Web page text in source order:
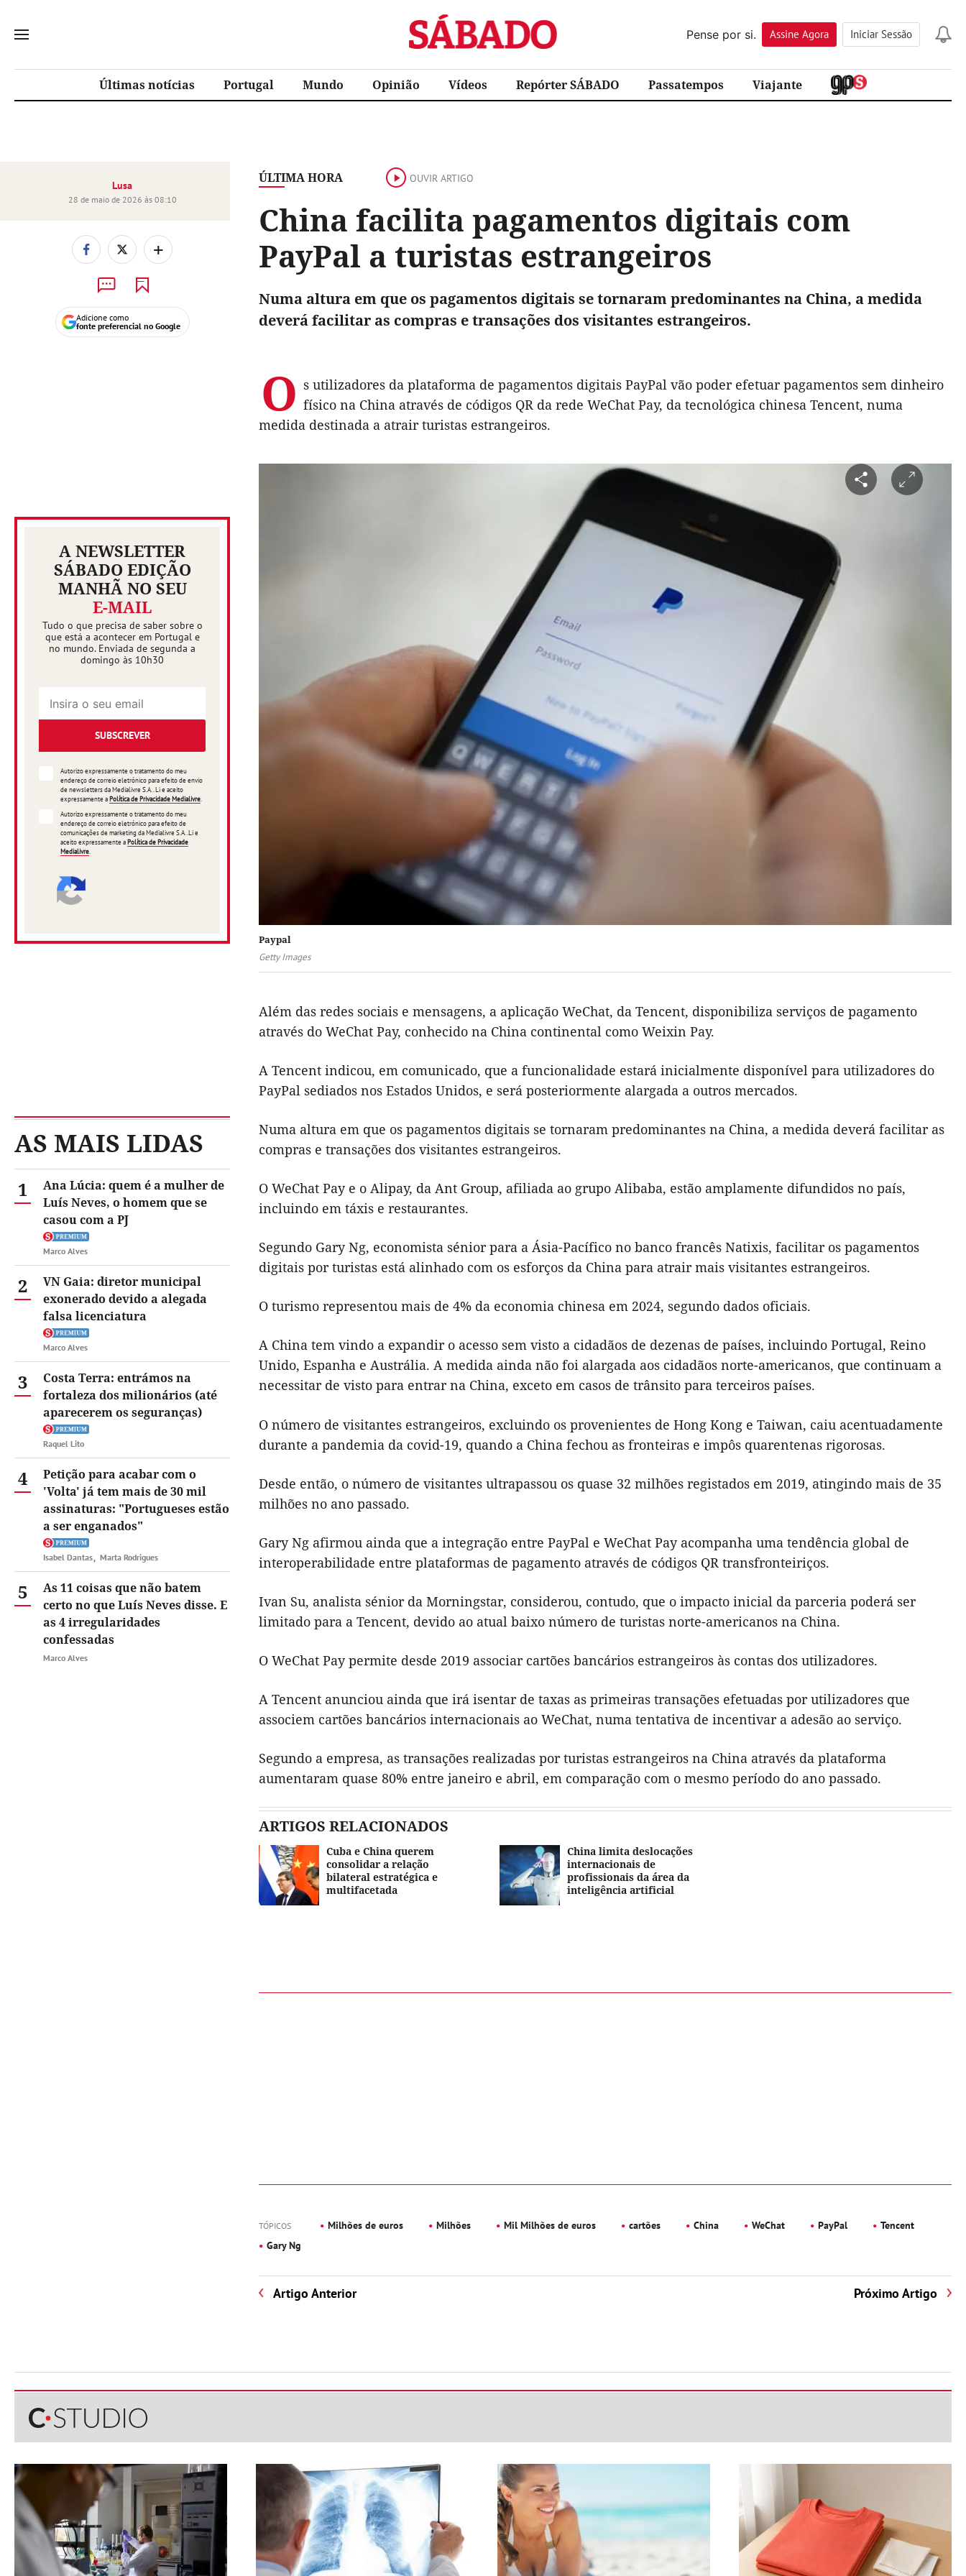
Sábado
Pense por si.
Assine Agora Iniciar Sessão
Últimas notícias Portugal Mundo Opinião Vídeos Repórter SÁBADO Passatempos Viajante
ÚLTIMA HORA OUVIR ARTIGO
China facilita pagamentos digitais com
PayPal a turistas estrangeiros
Lusa
28 de maio de 2026 às 08:10
+
Adicione como
fonte preferencial no Google
A NEWSLETTER
SÁBADO EDIÇÃO
MANHÃ NO SEU
E-MAIL
Tudo o que precisa de saber sobre o
que está a acontecer em Portugal e
no mundo. Enviada de segunda a
domingo às 10h30
SUBSCREVER
Autorizo expressamente o tratamento do meu
endereço de correio eletrónico para efeito de envio
de newsletters da Medialivre S.A.. Li e aceito
expressamente aPolítica de Privacidade Medialivre
Autorizo expressamente o tratamento do meu
endereço de correio eletrónico para efeito de
comunicações de marketing da Medialivre S.A..Li e
aceito expressamente aPolítica de Privacidade
Medialivre
AS MAIS LIDAS
1
Ana Lúcia: quem é a mulher de
Luís Neves, o homem que se
casou com a PJ
Marco Alves
2
VN Gaia: diretor municipal
exonerado devido a alegada
falsa licenciatura
Marco Alves
3
Costa Terra: entrámos na
fortaleza dos milionários (até
aparecerem os seguranças)
Raquel Lito
4
Petição para acabar com o
'Volta' já tem mais de 30 mil
assinaturas: "Portugueses estão
a ser enganados"
Isabel Dantas Marta Rodrigues
5
As 11 coisas que não batem
certo no que Luís Neves disse. E
as 4 irregularidades
confessadas
Marco Alves
Numa altura em que os pagamentos digitais se tornaram predominantes na China, a medida
deverá facilitar as compras e transações dos visitantes estrangeiros.
O s utilizadores da plataforma de pagamentos digitais PayPal vão poder efetuar pagamentos sem dinheiro
físico na China através de códigos QR da rede WeChat Pay, da tecnológica chinesa Tencent, numa
medida destinada a atrair turistas estrangeiros.
Paypal
Getty Images
Além das redes sociais e mensagens, a aplicação WeChat, da Tencent, disponibiliza serviços de pagamento
através do WeChat Pay, conhecido na China continental como Weixin Pay.
A Tencent indicou, em comunicado, que a funcionalidade estará inicialmente disponível para utilizadores do
PayPal sediados nos Estados Unidos, e será posteriormente alargada a outros mercados.
Numa altura em que os pagamentos digitais se tornaram predominantes na China, a medida deverá facilitar as
compras e transações dos visitantes estrangeiros.
O WeChat Pay e o Alipay, da Ant Group, afiliada ao grupo Alibaba, estão amplamente difundidos no país,
incluindo em táxis e restaurantes.
Segundo Gary Ng, economista sénior para a Ásia-Pacífico no banco francês Natixis, facilitar os pagamentos
digitais por turistas está alinhado com os esforços da China para atrair mais visitantes estrangeiros.
O turismo representou mais de 4% da economia chinesa em 2024, segundo dados oficiais.
A China tem vindo a expandir o acesso sem visto a cidadãos de dezenas de países, incluindo Portugal, Reino
Unido, Espanha e Austrália. A medida ainda não foi alargada aos cidadãos norte-americanos, que continuam a
necessitar de visto para entrar na China, exceto em casos de trânsito para terceiros países.
O número de visitantes estrangeiros, excluindo os provenientes de Hong Kong e Taiwan, caiu acentuadamente
durante a pandemia da covid-19, quando a China fechou as fronteiras e impôs quarentenas rigorosas.
Desde então, o número de visitantes ultrapassou os quase 32 milhões registados em 2019, atingindo mais de 35
milhões no ano passado.
Gary Ng afirmou ainda que a integração entre PayPal e WeChat Pay acompanha uma tendência global de
interoperabilidade entre plataformas de pagamento através de códigos QR transfronteiriços.
Ivan Su, analista sénior da Morningstar, considerou, contudo, que o impacto inicial da parceria poderá ser
limitado para a Tencent, devido ao atual baixo número de turistas norte-americanos na China.
O WeChat Pay permite desde 2019 associar cartões bancários estrangeiros às contas dos utilizadores.
A Tencent anunciou ainda que irá isentar de taxas as primeiras transações efetuadas por utilizadores que
associem cartões bancários internacionais ao WeChat, numa tentativa de incentivar a adesão ao serviço.
Segundo a empresa, as transações realizadas por turistas estrangeiros na China através da plataforma
aumentaram quase 80% entre janeiro e abril, em comparação com o mesmo período do ano passado.
ARTIGOS RELACIONADOS
Cuba e China querem
consolidar a relação
bilateral estratégica e
multifacetada
China limita deslocações
internacionais de
profissionais da área da
inteligência artificial
TÓPICOS Milhões de euros Milhões Mil Milhões de euros cartões China WeChat PayPal
Tencent
Gary Ng
Artigo Anterior Próximo Artigo